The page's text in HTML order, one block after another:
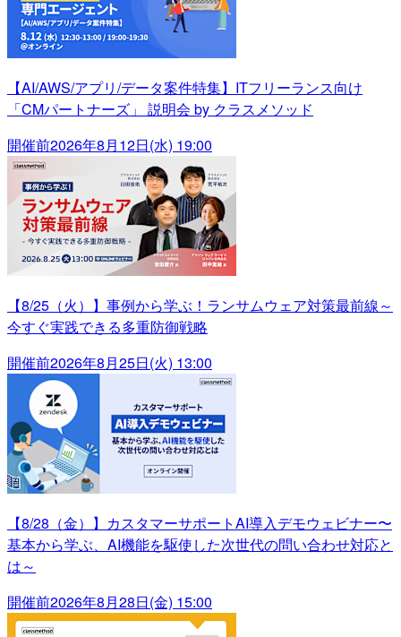
【AI/AWS/アプリ/データ案件特集】ITフリーランス向け
「CMパートナーズ」 説明会 by クラスメソッド
開催前2026年8月12日(水) 19:00
【8/25（火）】事例から学ぶ！ランサムウェア対策最前線～
今すぐ実践できる多重防御戦略
開催前2026年8月25日(火) 13:00
【8/28（金）】カスタマーサポートAI導入デモウェビナー〜
基本から学ぶ、AI機能を駆使した次世代の問い合わせ対応と
は～
開催前2026年8月28日(金) 15:00